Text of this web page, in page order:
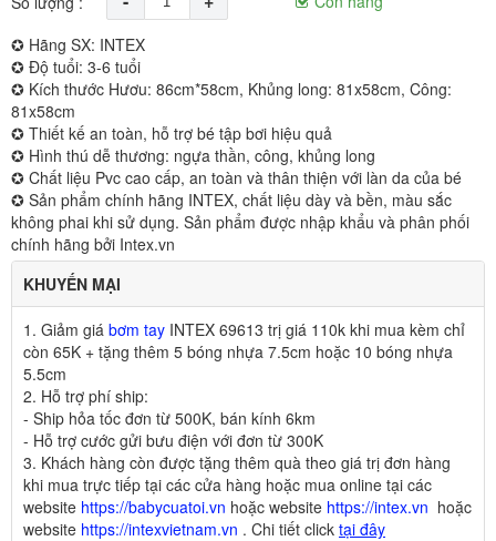
✪ Hãng SX: INTEX
✪ Độ tuổi: 3-6 tuổi
✪ Kích thước Hươu: 86cm*58cm, Khủng long: 81x58cm, Công:
81x58cm
✪ Thiết kế an toàn, hỗ trợ bé tập bơi hiệu quả
✪ Hình thú dễ thương: ngựa thần, công, khủng long
✪ Chất liệu Pvc cao cấp, an toàn và thân thiện với làn da của bé
✪ Sản phẩm chính hãng INTEX, chất liệu dày và bền, màu sắc
không phai khi sử dụng. Sản phẩm được nhập khẩu và phân phối
chính hãng bởi Intex.vn
KHUYẾN MẠI
1. Giảm giá bơm tay INTEX 69613 trị giá 110k khi mua kèm chỉ
còn 65K + tặng thêm 5 bóng nhựa 7.5cm hoặc 10 bóng nhựa
5.5cm
2. Hỗ trợ phí ship:
- Ship hỏa tốc đơn từ 500K, bán kính 6km
- Hỗ trợ cước gửi bưu điện với đơn từ 300K
3. Khách hàng còn được tặng thêm quà theo giá trị đơn hàng
khi mua trực tiếp tại các cửa hàng hoặc mua online tại các
website https://babycuatoi.vn hoặc website https://intex.vn hoặc
website https://intexvietnam.vn . Chi tiết click tại đây